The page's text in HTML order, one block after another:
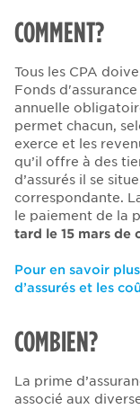
COMMENT?
Tous les CPA
Fonds
annuelle
permet chacun,
exerce et les
qu’il offre à des
d’assurés il se
correspondante.
le paiement de la
tard le 15 mars de
Pour en savoir
d’assurés et les
COMBIEN?
La prime
associé aux